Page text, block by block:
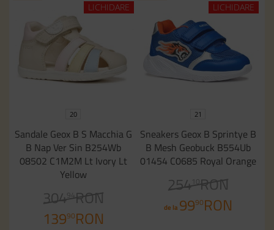
LICHIDARE
20
Sandale Geox B S Macchia G
B Nap Ver Sin B254Wb
08502 C1M2M Lt Ivory Lt
Yellow
304 94RON
13990RON
LICHIDARE
21
Sneakers Geox B Sprintye B
B Mesh Geobuck B554Ub
01454 C0685 Royal Orange
254 RON
de la 9990RON